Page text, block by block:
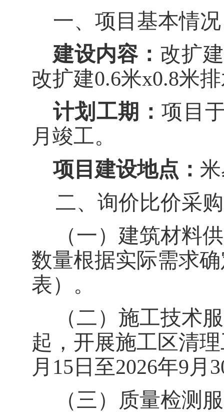
一、 项目基本情况
建设内容： 改扩建
改扩建0.6米x0.8米
计划工期：项目
月竣工。
项目建设地点：
二、询价比价采
（一） 建筑材料
数量根据实际需求
表）。
（二） 施工技术
起，开展施工区清
月 15 日至2026年9月
（三）
质量检测